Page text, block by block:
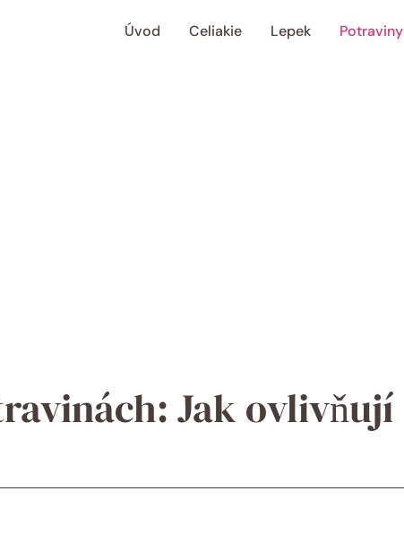
Úvod Celiakie Lepek Potraviny
Jak ovlivňují